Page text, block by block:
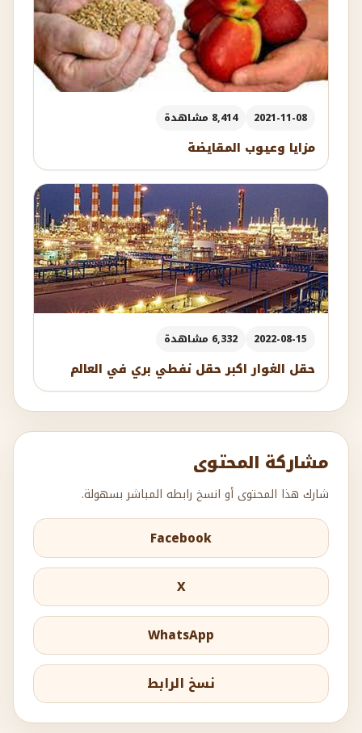
2021-11-08 8,414 مشاهدة
مزايا وعيوب المقايضة
2022-08-15 6,332 مشاهدة
حقل الغوار اكبر حقل نفطي بري في العالم
مشاركة المحتوى
شارك هذا المحتوى أو انسخ رابطه المباشر بسهولة.
Facebook
X
WhatsApp
نسخ الرابط